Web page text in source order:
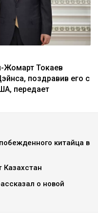
Жомарт Токаев
поздравив его с
передает
китайца в
Казахстан
о новой